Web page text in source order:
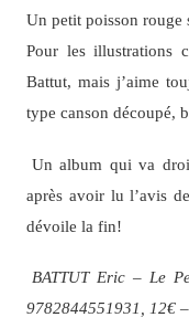
Un petit poisson rouge
Pour les illustrations
Battut, mais j’aime
type canson découpé,
Un album qui va
après avoir lu l’avis de
dévoile la fin!
BATTUT Eric – Le
9782844551931, 12€